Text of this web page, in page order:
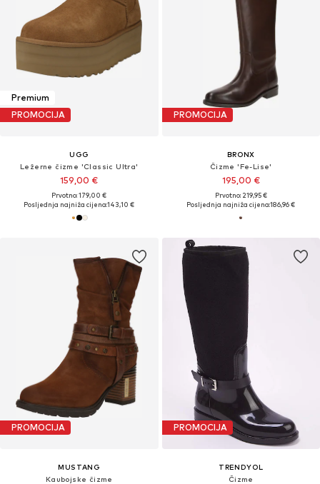
Premium
PROMOCIJA
UGG
Ležerne čizme 'Classic Ultra'
159,00 €
Prvotno: 179,00 €
Posljednja najniža cijena:143,10 €
PROMOCIJA
BRONX
Čizme 'Fe-Lise'
195,00 €
Prvotno: 219,95 €
Posljednja najniža cijena:186,96 €
PROMOCIJA
MUSTANG
Kaubojske čizme
PROMOCIJA
TRENDYOL
Čizme